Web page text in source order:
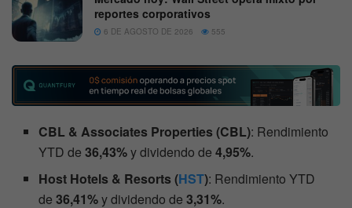
reportes corporativos
6 DE AGOSTO DE 2026 555
CBL & Associates Properties (CBL): Rendimiento
YTD de36,43%y dividendo de4,95%.
Host Hotels & Resorts (HST): Rendimiento YTD
de36,41%y dividendo de3,31%.